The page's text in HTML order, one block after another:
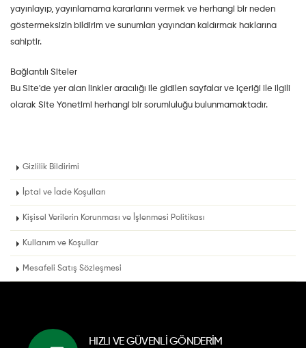
yayınlayıp, yayınlamama kararlarını vermek ve herhangi bir neden
göstermeksizin bildirim ve sunumları yayından kaldırmak haklarına
sahiptir.
Bağlantılı Siteler
Bu Site'de yer alan linkler aracılığı ile gidilen sayfalar ve içeriği ile ilgili
olarak Site Yönetimi herhangi bir sorumluluğu bulunmamaktadır.
Gizlilik Bildirimi
İptal ve İade Koşulları
Kişisel Verilerin Korunması ve İşlenmesi Politikası
Kullanım ve Koşullar
Mesafeli Satış Sözleşmesi
HIZLI VE GÜVENLİ GÖNDERİM